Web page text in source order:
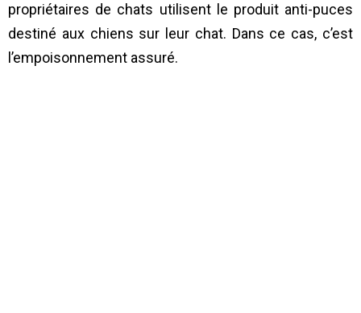
propriétaires de chats utilisent le produit anti-puces
destiné aux chiens sur leur chat. Dans ce cas, c’est
l’empoisonnement assuré.